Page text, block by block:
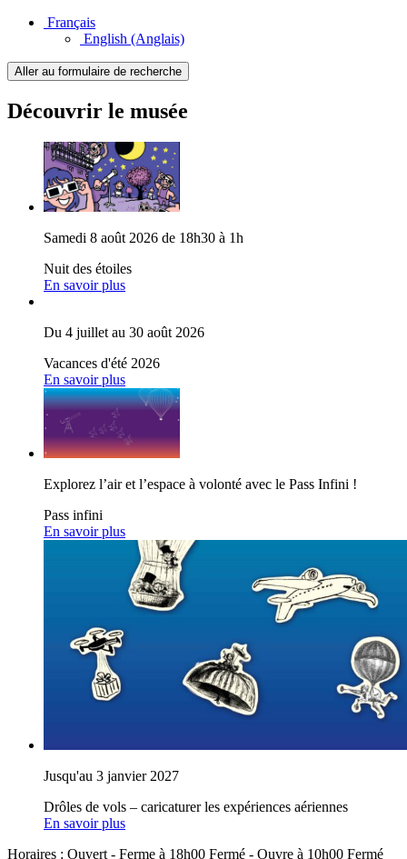
Français
English (Anglais)
Aller au formulaire de recherche
Découvrir le musée
Samedi 8 août 2026 de 18h30 à 1h
Nuit des étoiles
En savoir plus
Du 4 juillet au 30 août 2026
Vacances d'été 2026
En savoir plus
Explorez l’air et l’espace à volonté avec le Pass Infini !
Pass infini
En savoir plus
Jusqu'au 3 janvier 2027
Drôles de vols – caricaturer les expériences aériennes
En savoir plus
Horaires : Ouvert- Ferme à 18h00 Fermé - Ouvre à 10h00 Fermé